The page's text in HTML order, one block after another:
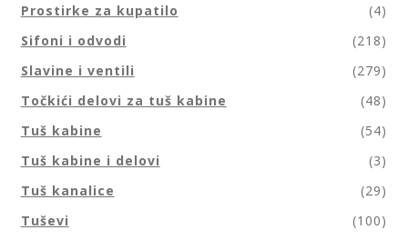
Prostirke za kupatilo
(4)
Sifoni i odvodi
(218)
Slavine i ventili
(279)
Točkići delovi za tuš kabine
(48)
Tuš kabine
(54)
Tuš kabine i delovi
(3)
Tuš kanalice
(29)
Tuševi
(100)